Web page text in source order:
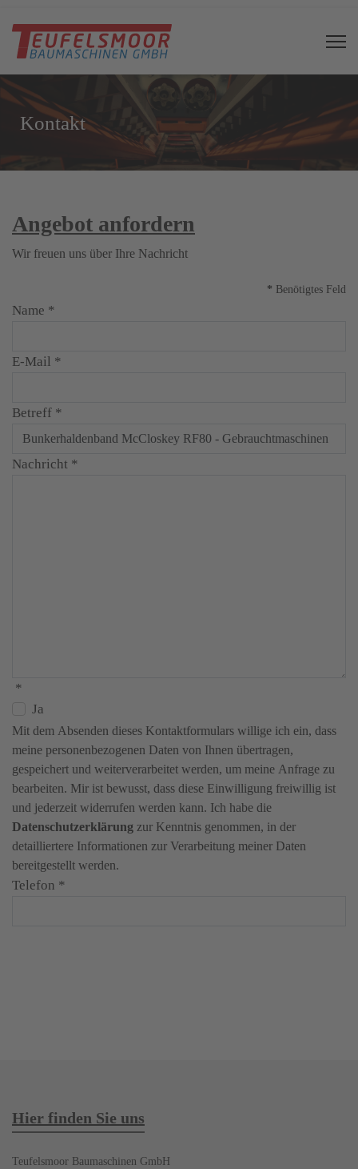
Kontakt
Angebot anfordern
Wir freuen uns über Ihre Nachricht
* Benötigtes Feld
Name *
E-Mail *
Betreff *
Nachricht *
*
Ja
Mit dem Absenden dieses Kontaktformulars willige ich ein, dass
meine personenbezogenen Daten von Ihnen übertragen,
gespeichert und weiterverarbeitet werden, um meine Anfrage zu
bearbeiten. Mir ist bewusst, dass diese Einwilligung freiwillig ist
und jederzeit widerrufen werden kann. Ich habe die
Datenschutzerklärung zur Kenntnis genommen, in der
detailliertere Informationen zur Verarbeitung meiner Daten
bereitgestellt werden.
Telefon *
Hier finden Sie uns
Teufelsmoor Baumaschinen GmbH